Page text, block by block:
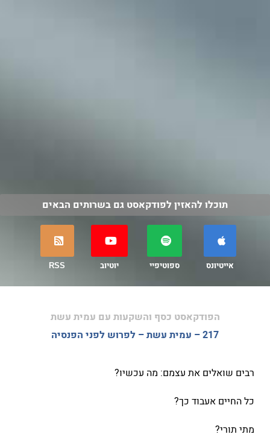
תוכלו להאזין לפודקאסט גם בשרותים הבאים
אייטיונס ספוטיפיי יוטיוב RSS
הפודקאסט כסף והשקעות עם עמית עשת
217 – עמית עשת – לפרוש לפני הפנסיה
רבים שואלים את עצמם: מה עכשיו?
כל החיים אעבוד כך?
מתי תורי?